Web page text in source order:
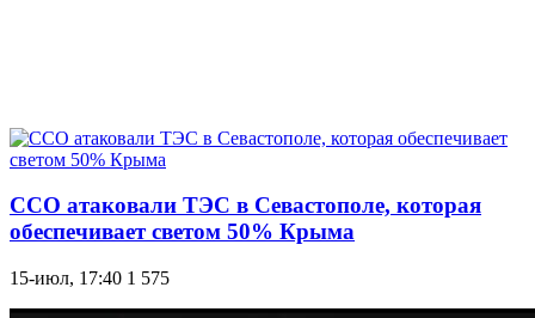
ССО атаковали ТЭС в Севастополе, которая
обеспечивает светом 50% Крыма
15-июл, 17:40 1 575